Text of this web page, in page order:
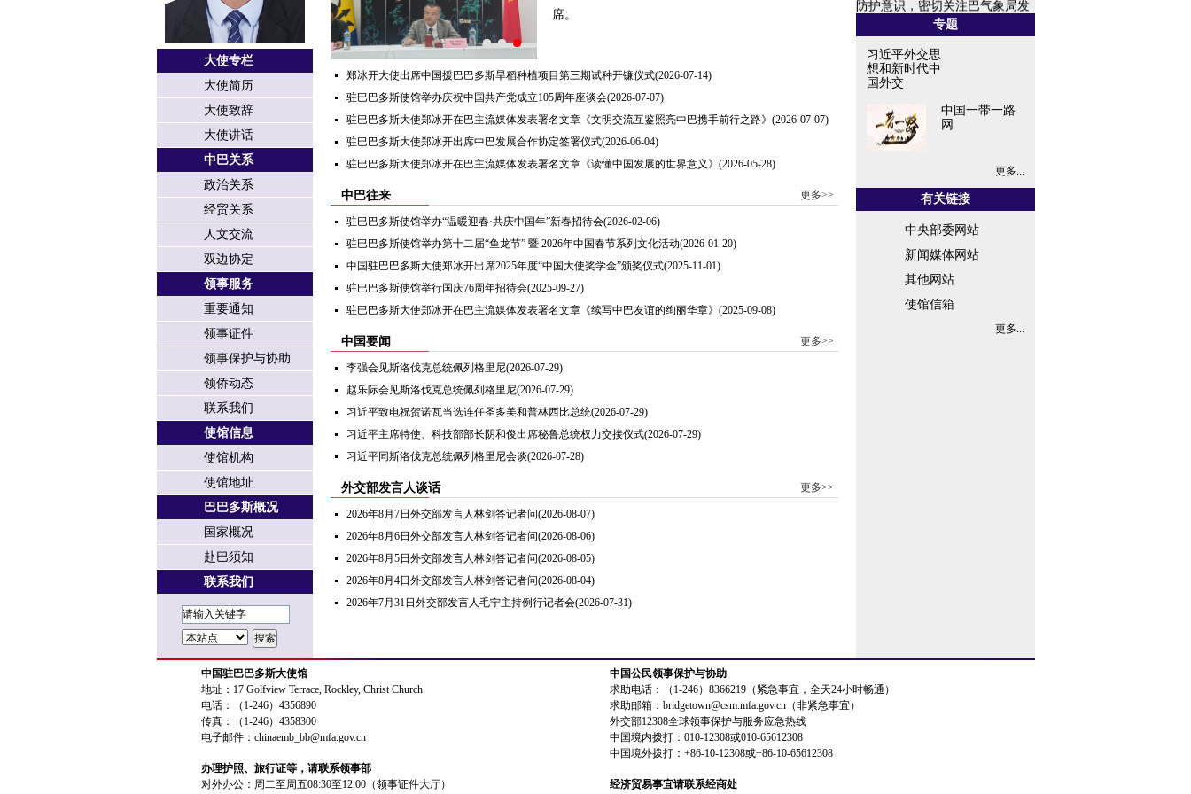
大使专栏
大使简历
大使致辞
大使讲话
中巴关系
政治关系
经贸关系
人文交流
双边协定
领事服务
重要通知
领事证件
领事保护与协助
领侨动态
联系我们
使馆信息
使馆机构
使馆地址
巴巴多斯概况
国家概况
赴巴须知
联系我们
席。
郑冰开大使出席中国援巴巴多斯旱稻种植项目第三期试种开镰仪式(2026-07-14)
驻巴巴多斯使馆举办庆祝中国共产党成立105周年座谈会(2026-07-07)
驻巴巴多斯大使郑冰开在巴主流媒体发表署名文章《文明交流互鉴照亮中巴携手前行之路》 (2026-07-07)
驻巴巴多斯大使郑冰开出席中巴发展合作协定签署仪式(2026-06-04)
驻巴巴多斯大使郑冰开在巴主流媒体发表署名文章《读懂中国发展的世界意义》 (2026-05-28)
中巴往来 更多>>
驻巴巴多斯使馆举办“温暖迎春·共庆中国年”新春招待会(2026-02-06)
驻巴巴多斯使馆举办第十二届“鱼龙节” 暨 2026年中国春节系列文化活动(2026-01-20)
中国驻巴巴多斯大使郑冰开出席2025年度“中国大使奖学金”颁奖仪式(2025-11-01)
驻巴巴多斯使馆举行国庆76周年招待会(2025-09-27)
驻巴巴多斯大使郑冰开在巴主流媒体发表署名文章《续写中巴友谊的绚丽华章》 (2025-09-08)
中国要闻 更多>>
李强会见斯洛伐克总统佩列格里尼(2026-07-29)
赵乐际会见斯洛伐克总统佩列格里尼(2026-07-29)
习近平致电祝贺诺瓦当选连任圣多美和普林西比总统(2026-07-29)
习近平主席特使、科技部部长阴和俊出席秘鲁总统权力交接仪式(2026-07-29)
习近平同斯洛伐克总统佩列格里尼会谈(2026-07-28)
外交部发言人谈话 更多>>
2026年8月7日外交部发言人林剑答记者问(2026-08-07)
2026年8月6日外交部发言人林剑答记者问(2026-08-06)
2026年8月5日外交部发言人林剑答记者问(2026-08-05)
2026年8月4日外交部发言人林剑答记者问(2026-08-04)
2026年7月31日外交部发言人毛宁主持例行记者会(2026-07-31)
布的气象预警和防灾信息，注意
保障...
专题
习近平外交思
想和新时代中
国外交
中国一带一路
网
更多...
有关链接
中央部委网站
新闻媒体网站
其他网站
使馆信箱
更多...
中国驻巴巴多斯大使馆
地址：17 Golfview Terrace, Rockley, Christ Church
电话：（1-246）4356890
传真：（1-246）4358300
电子邮件：chinaemb_bb@mfa.gov.cn
办理护照、旅行证等，请联系领事部
对外办公：周二至周五08:30至12:00（领事证件大厅）
中国公民领事保护与协助
求助电话：（1-246）8366219（紧急事宜，全天24小时畅通）
求助邮箱：bridgetown@csm.mfa.gov.cn（非紧急事宜）
外交部12308全球领事保护与服务应急热线
中国境内拨打：010-12308或010-65612308
中国境外拨打：+86-10-12308或+86-10-65612308
经济贸易事宜请联系经商处